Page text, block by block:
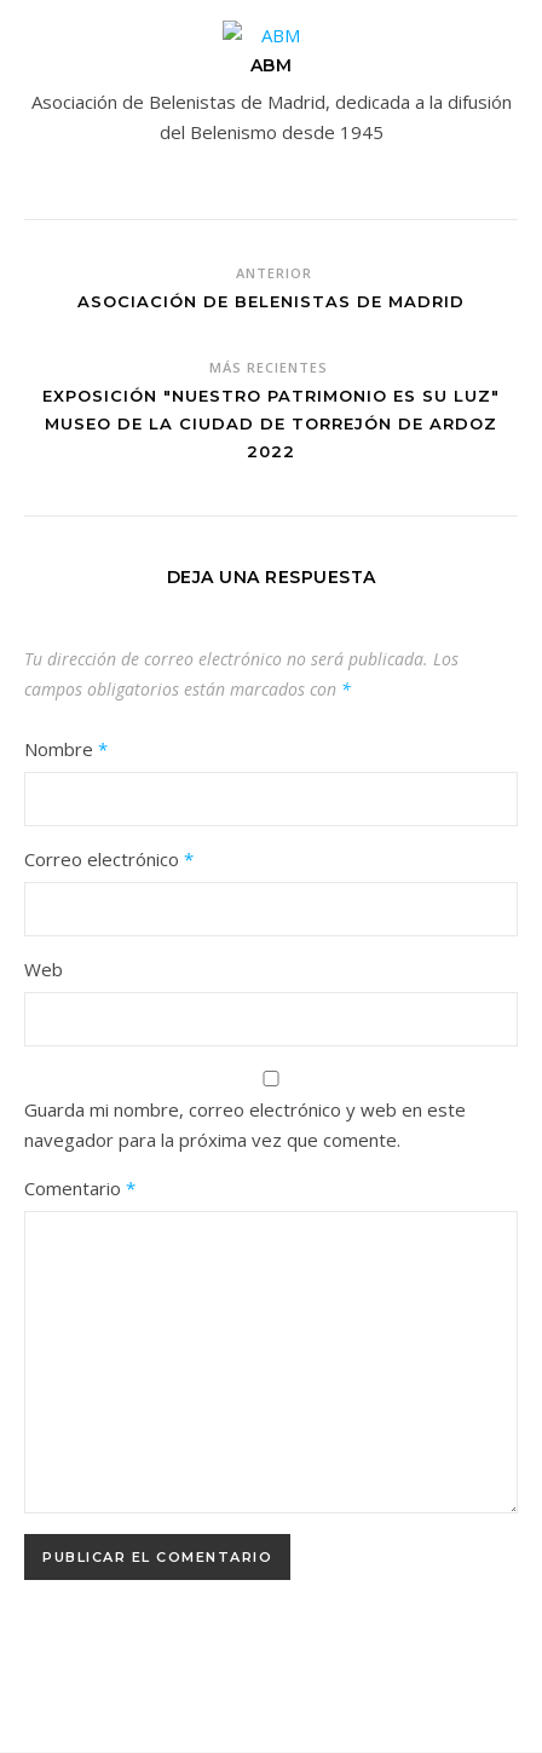
ABM
Asociación de Belenistas de Madrid, dedicada a la difusión
del Belenismo desde 1945
ANTERIOR
ASOCIACIÓN DE BELENISTAS DE MADRID
MÁS RECIENTES
EXPOSICIÓN "NUESTRO PATRIMONIO ES SU LUZ"
MUSEO DE LA CIUDAD DE TORREJÓN DE ARDOZ
2022
DEJA UNA RESPUESTA
Tu dirección de correo electrónico no será publicada. Los
campos obligatorios están marcados con *
Nombre *
Correo electrónico *
Web
Guarda mi nombre, correo electrónico y web en este
navegador para la próxima vez que comente.
Comentario *